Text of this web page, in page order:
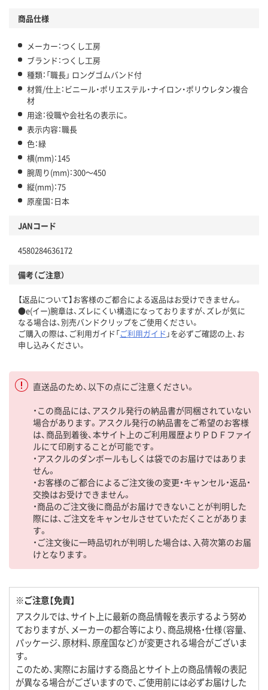
商品仕様
メーカー：つくし工房
ブランド：つくし工房
種類：「職長」 ロングゴムバンド付
材質/仕上：ビニール・ポリエステル・ナイロン・ポリウレタン複合
材
用途：役職や会社名の表示に。
表示内容：職長
色：緑
横(mm)：145
腕周り(mm)：300～450
縦(mm)：75
原産国：日本
JANコード
4580284636172
備考（ご注意）
【返品について】お客様のご都合による返品はお受けできません。
●e(イー)腕章は、ズレにくい構造になっておりますが、ズレが気に
なる場合は、別売バンドクリップをご使用ください。
ご購入の際は、ご利用ガイド「ご利用ガイド 」を必ずご確認の上、お
申し込みください。
直送品のため、以下の点にご注意ください。
・この商品には、アスクル発行の納品書が同梱されていない
場合があります。アスクル発行の納品書をご希望のお客様
は、商品到着後、本サイト上のご利用履歴よりＰＤＦファイ
ルにて印刷することが可能です。
・アスクルのダンボールもしくは袋でのお届けではありま
せん。
・お客様のご都合によるご注文後の変更・キャンセル・返品・
交換はお受けできません。
・商品のご注文後に商品がお届けできないことが判明した
際には、ご注文をキャンセルさせていただくことがありま
す。
・ご注文後に一時品切れが判明した場合は、入荷次第のお届
けとなります。
※ご注意【免責】
アスクルでは、サイト上に最新の商品情報を表示するよう努め
ておりますが、メーカーの都合等により、商品規格・仕様（容量、
パッケージ、原材料、原産国など）が変更される場合がございま
す。
このため、実際にお届けする商品とサイト上の商品情報の表記
が異なる場合がございますので、ご使用前には必ずお届けした